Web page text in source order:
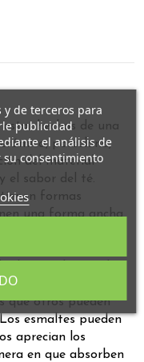
hechos de una
porcelana,
del material
el sabor del té.
formas
una forma ancha
y mezcla
Chawan tienen
que otros pueden
esmaltes pueden
aprecian los
en que absorben
y de terceros para
publicidad
el análisis de
su consentimiento